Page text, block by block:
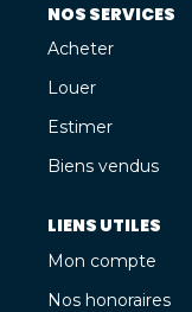
NOS SERVICES
Acheter
Louer
Estimer
Biens vendus
LIENS UTILES
Mon compte
Nos honoraires